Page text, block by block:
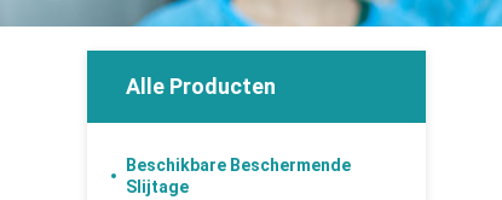
Alle Producten
Beschikbare Beschermende
Slijtage